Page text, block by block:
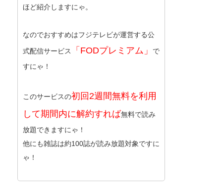
ほど紹介しますにゃ。
なのでおすすめはフジテレビが運営する公
式配信サービス 「FODプレミアム」
で
すにゃ！
このサービスの初回2週間無料を利用
して期間内に解約すれば無料で読み
放題できますにゃ！
他にも雑誌は約100誌が読み放題対象ですに
ゃ！